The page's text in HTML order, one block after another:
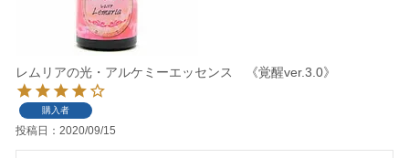
レムリアの光・アルケミーエッセンス 《覚醒ver.3.0》
購入者
投稿日 2020/09/15